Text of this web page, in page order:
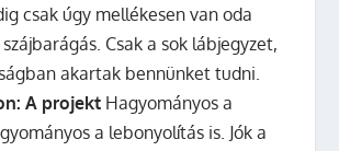
csak úgy mellékesen van oda
Csak a sok lábjegyzet,
akartak bennünket tudni.
A projekt Hagyományos a
a lebonyolítás is. Jók a